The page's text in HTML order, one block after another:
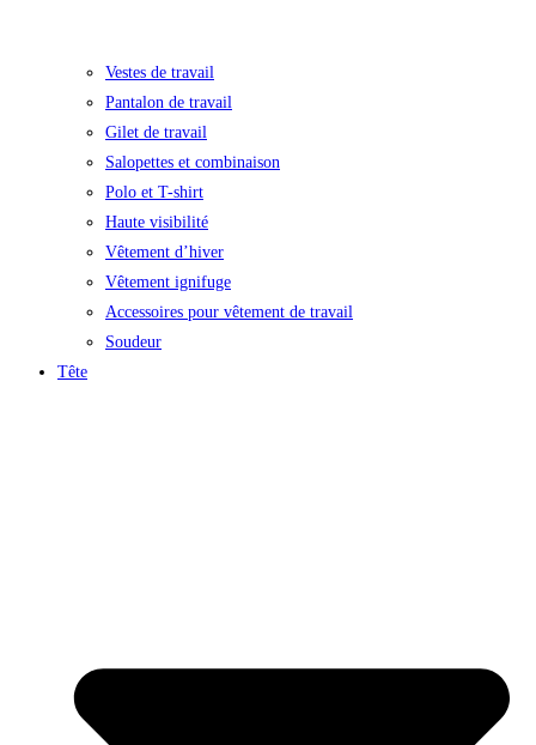
Vestes de travail
Pantalon de travail
Gilet de travail
Salopettes et combinaison
Polo et T-shirt
Haute visibilité
Vêtement d’hiver
Vêtement ignifuge
Accessoires pour vêtement de travail
Soudeur
Tête